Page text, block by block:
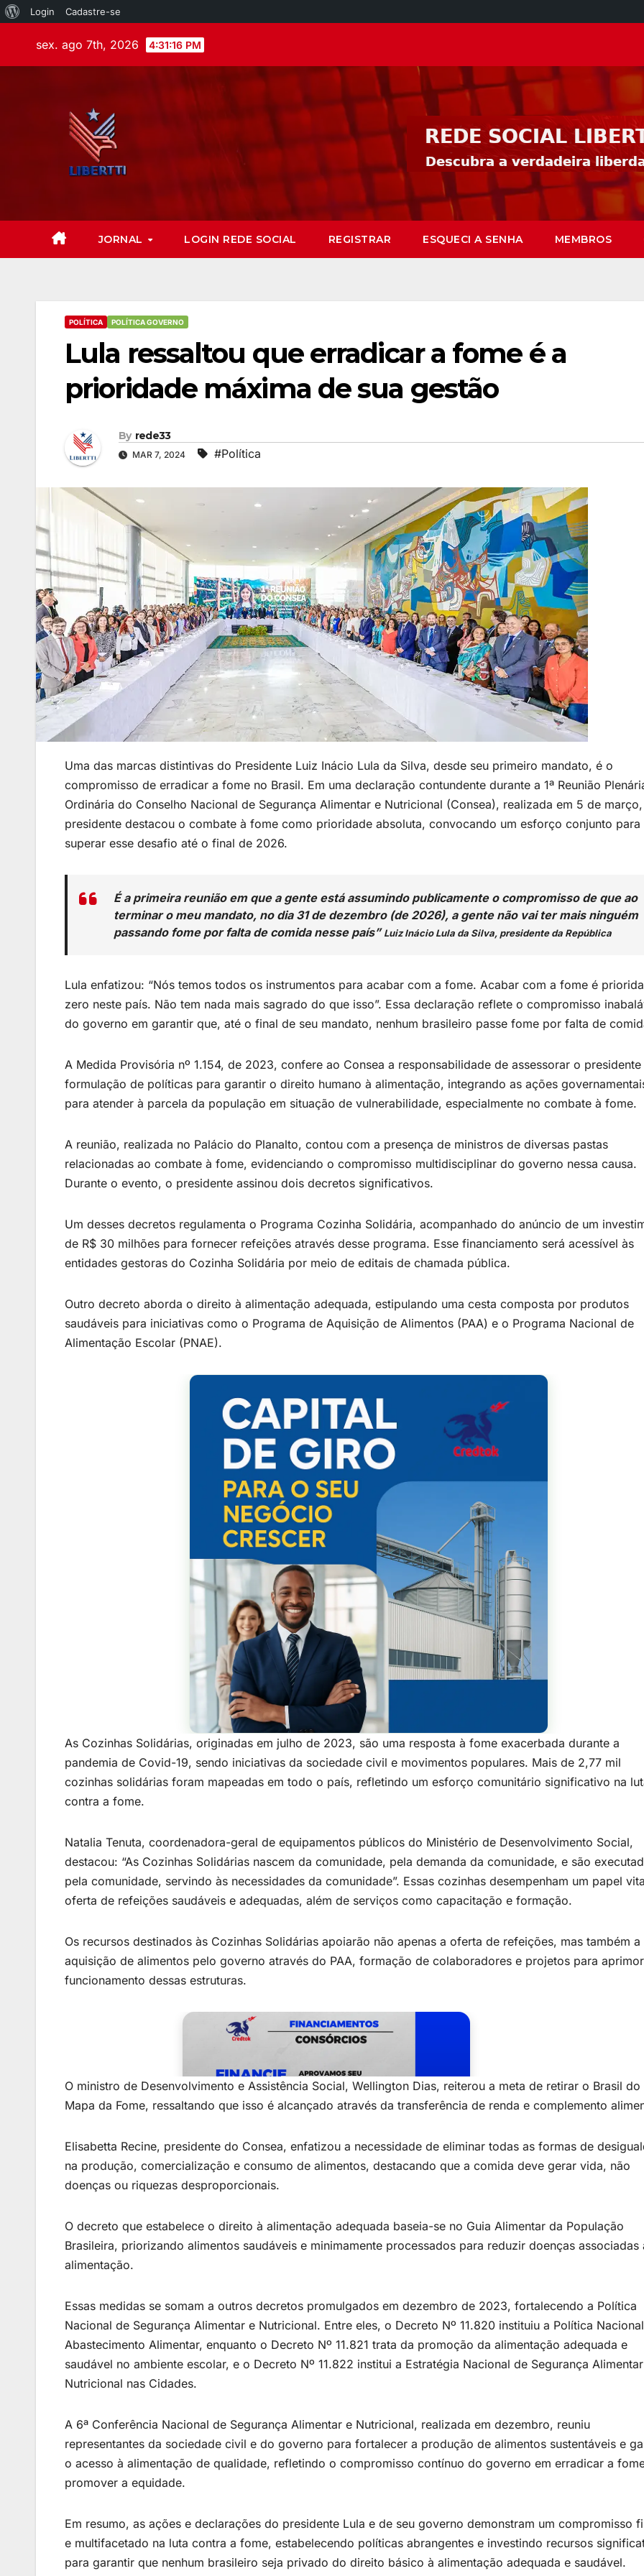
Login Cadastre-se
sex. ago 7th, 2026 4:31:18 PM
JORNAL LOGIN REDE SOCIAL REGISTRAR ESQUECI A SENHA MEMBROS
POLÍTICA POLÍTICA GOVERNO
Lula ressaltou que erradicar a fome é a
prioridade máxima de sua gestão
By rede33
MAR 7, 2024 #Política
Uma das marcas distintivas do Presidente Luiz Inácio Lula da Silva, desde seu primeiro mandato, é o
compromisso de erradicar a fome no Brasil. Em uma declaração contundente durante a 1ª Reunião
Ordinária do Conselho Nacional de Segurança Alimentar e Nutricional (Consea), realizada em 5 de
presidente destacou o combate à fome como prioridade absoluta, convocando um esforço conjunto para
superar esse desafio até o final de 2026.
É a primeira reunião em que a gente está assumindo publicamente o compromisso de que ao
terminar o meu mandato, no dia 31 de dezembro (de 2026), a gente não vai ter mais ninguém
passando fome por falta de comida nesse país”Luiz Inácio Lula da Silva, presidente da República
Lula enfatizou: “Nós temos todos os instrumentos para acabar com a fome. Acabar com a fome é
zero neste país. Não tem nada mais sagrado do que isso”. Essa declaração reflete o compromisso
do governo em garantir que, até o final de seu mandato, nenhum brasileiro passe fome por falta de
A Medida Provisória nº 1.154, de 2023, confere ao Consea a responsabilidade de assessorar o presidente
formulação de políticas para garantir o direito humano à alimentação, integrando as ações
para atender à parcela da população em situação de vulnerabilidade, especialmente no combate à fome.
A reunião, realizada no Palácio do Planalto, contou com a presença de ministros de diversas pastas
relacionadas ao combate à fome, evidenciando o compromisso multidisciplinar do governo nessa causa.
Durante o evento, o presidente assinou dois decretos significativos.
Um desses decretos regulamenta o Programa Cozinha Solidária, acompanhado do anúncio de um
de R$ 30 milhões para fornecer refeições através desse programa. Esse financiamento será acessível às
entidades gestoras do Cozinha Solidária por meio de editais de chamada pública.
Outro decreto aborda o direito à alimentação adequada, estipulando uma cesta composta por produtos
saudáveis para iniciativas como o Programa de Aquisição de Alimentos (PAA) e o Programa Nacional de
Alimentação Escolar (PNAE).
As Cozinhas Solidárias, originadas em julho de 2023, são uma resposta à fome exacerbada durante a
pandemia de Covid-19, sendo iniciativas da sociedade civil e movimentos populares. Mais de 2,77 mil
cozinhas solidárias foram mapeadas em todo o país, refletindo um esforço comunitário significativo na
contra a fome.
Natalia Tenuta, coordenadora-geral de equipamentos públicos do Ministério de Desenvolvimento Social,
destacou: “As Cozinhas Solidárias nascem da comunidade, pela demanda da comunidade, e são
pela comunidade, servindo às necessidades da comunidade”. Essas cozinhas desempenham um papel
oferta de refeições saudáveis e adequadas, além de serviços como capacitação e formação.
Os recursos destinados às Cozinhas Solidárias apoiarão não apenas a oferta de refeições, mas também a
aquisição de alimentos pelo governo através do PAA, formação de colaboradores e projetos para
funcionamento dessas estruturas.
O ministro de Desenvolvimento e Assistência Social, Wellington Dias, reiterou a meta de retirar o Brasil do
Mapa da Fome, ressaltando que isso é alcançado através da transferência de renda e complemento
Elisabetta Recine, presidente do Consea, enfatizou a necessidade de eliminar todas as formas de
na produção, comercialização e consumo de alimentos, destacando que a comida deve gerar vida, não
doenças ou riquezas desproporcionais.
O decreto que estabelece o direito à alimentação adequada baseia-se no Guia Alimentar da População
Brasileira, priorizando alimentos saudáveis e minimamente processados para reduzir doenças associadas
alimentação.
Essas medidas se somam a outros decretos promulgados em dezembro de 2023, fortalecendo a Política
Nacional de Segurança Alimentar e Nutricional. Entre eles, o Decreto Nº 11.820 instituiu a Política
Abastecimento Alimentar, enquanto o Decreto Nº 11.821 trata da promoção da alimentação adequada e
saudável no ambiente escolar, e o Decreto Nº 11.822 institui a Estratégia Nacional de Segurança
Nutricional nas Cidades.
A 6ª Conferência Nacional de Segurança Alimentar e Nutricional, realizada em dezembro, reuniu
representantes da sociedade civil e do governo para fortalecer a produção de alimentos sustentáveis e
o acesso à alimentação de qualidade, refletindo o compromisso contínuo do governo em erradicar a
promover a equidade.
Em resumo, as ações e declarações do presidente Lula e de seu governo demonstram um compromisso
e multifacetado na luta contra a fome, estabelecendo políticas abrangentes e investindo recursos
para garantir que nenhum brasileiro seja privado do direito básico à alimentação adequada e saudável.